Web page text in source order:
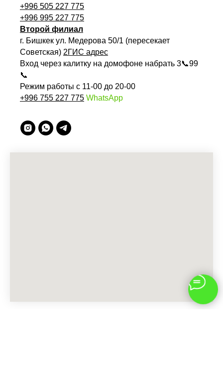
+996 505 227 775
+996 995 227 775
Второй филиал
г. Бишкек ул. Медерова 50/1 (пересекает
Советская) 2ГИС адрес
Вход через калитку на домофоне набрать 3📞99
📞
Режим работы с 11-00 до 20-00
+996 755 227 775 WhatsApp